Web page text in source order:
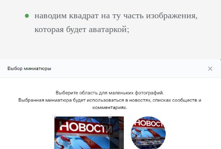
наводим квадрат на ту часть изображения,
которая будет аватаркой;